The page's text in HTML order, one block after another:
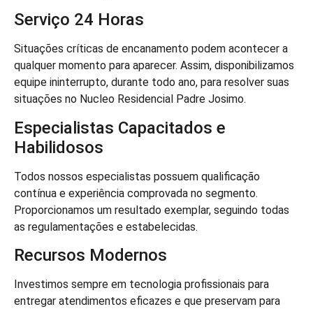
Serviço 24 Horas
Situações críticas de encanamento podem acontecer a
qualquer momento para aparecer. Assim, disponibilizamos
equipe ininterrupto, durante todo ano, para resolver suas
situações no Nucleo Residencial Padre Josimo.
Especialistas Capacitados e
Habilidosos
Todos nossos especialistas possuem qualificação
contínua e experiência comprovada no segmento.
Proporcionamos um resultado exemplar, seguindo todas
as regulamentações e estabelecidas.
Recursos Modernos
Investimos sempre em tecnologia profissionais para
entregar atendimentos eficazes e que preservam para